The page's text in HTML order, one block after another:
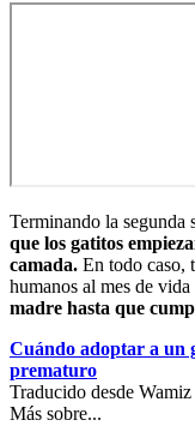
Terminando la segunda
que los gatitos
camada. En todo caso,
humanos al mes de
madre hasta que
Cuándo adoptar a un
prematuro
Traducido desde Wamiz
Más sobre...